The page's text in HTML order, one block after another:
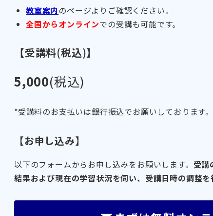
教室案内のページよりご確認ください。
全国からオンラインでの受講も可能です。
【受講料(税込)】
5,000(税込)
*受講料のお支払いは銀行振込でお願いしております。
【お申し込み】
以下のフォームからお申し込みをお願いします。 受講
結果および現在の学習状況を伺い、受講日時の調整を